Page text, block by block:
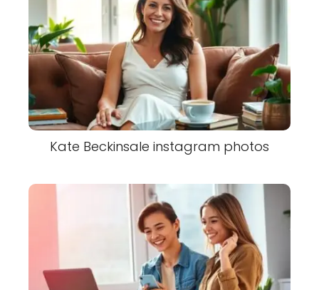
Kate Beckinsale instagram photos